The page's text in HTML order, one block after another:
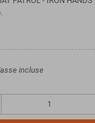
incluse